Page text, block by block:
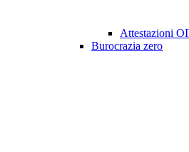
Attestazioni
Burocrazia zero